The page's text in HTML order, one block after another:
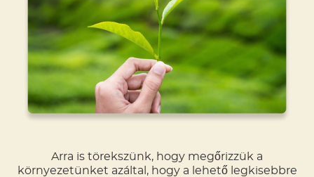
Arra is törekszünk, hogy megőrizzük a
környezetünket azáltal, hogy a lehető legkisebbre